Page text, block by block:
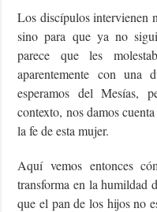
Los discípulos intervienen
sino para que ya no
parece que les
aparentemente con una
esperamos del Mesías,
contexto, nos damos
la fe de esta mujer.
Aquí vemos entonces
transforma en la humildad
que el pan de los hijos no